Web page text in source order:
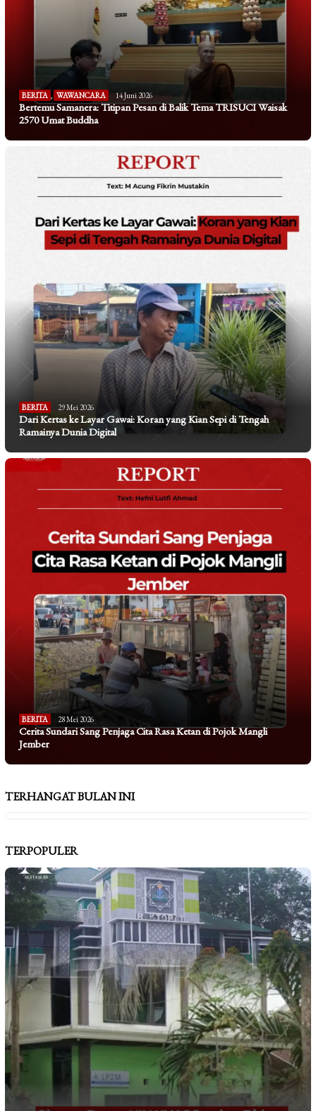
BERITA , WAWANCARA 14 Juni 2026
Bertemu Samanera: Titipan Pesan di Balik Tema TRISUCI Waisak
2570 Umat Buddha
BERITA 29 Mei 2026
Dari Kertas ke Layar Gawai: Koran yang Kian Sepi di Tengah
Ramainya Dunia Digital
BERITA 28 Mei 2026
Cerita Sundari Sang Penjaga Cita Rasa Ketan di Pojok Mangli
Jember
TERHANGAT BULAN INI
TERPOPULER